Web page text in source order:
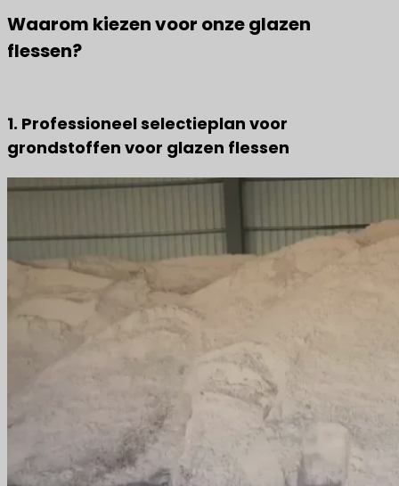
Waarom kiezen voor onze glazen
flessen?
1. Professioneel selectieplan voor
grondstoffen voor glazen flessen